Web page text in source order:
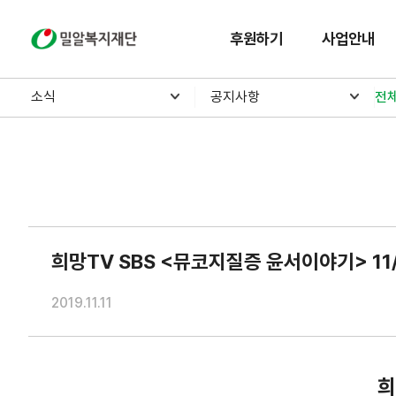
밀알복지재단 후원하기 사업안내
소식 공지사항 전
희망TV SBS <뮤코지질증 윤서이야기>
2019.11.11